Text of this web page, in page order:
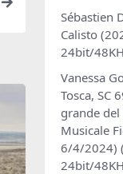
Sébastien
Calisto
24bit/
Vanessa
Tosca, SC
grande
Musicale
6/4/2024)
24bit/